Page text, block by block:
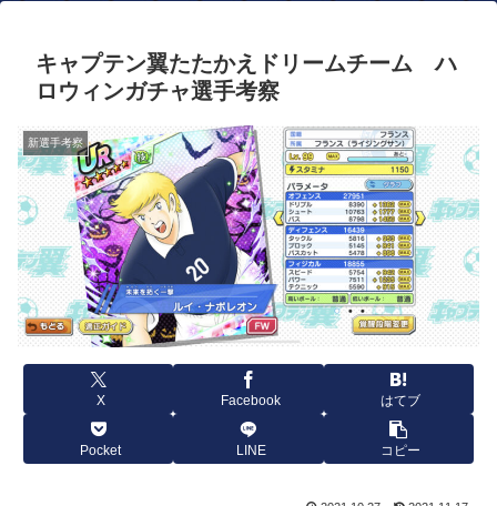
キャプテン翼たたかえドリームチーム ハ
ロウィンガチャ選手考察
新選手考察
X Facebook はてブ
Pocket LINE コピー